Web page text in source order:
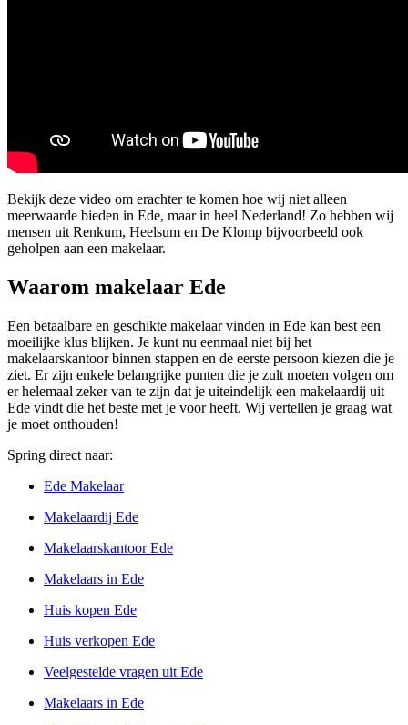
Bekijk deze video om erachter te komen hoe wij niet alleen
meerwaarde bieden in Ede, maar in heel Nederland! Zo hebben wij
mensen uit Renkum, Heelsum en De Klomp bijvoorbeeld ook
geholpen aan een makelaar.
Waarom makelaar Ede
Een betaalbare en geschikte makelaar vinden in Ede kan best een
moeilijke klus blijken. Je kunt nu eenmaal niet bij het
makelaarskantoor binnen stappen en de eerste persoon kiezen die je
ziet. Er zijn enkele belangrijke punten die je zult moeten volgen om
er helemaal zeker van te zijn dat je uiteindelijk een makelaardij uit
Ede vindt die het beste met je voor heeft. Wij vertellen je graag wat
je moet onthouden!
Spring direct naar:
Ede Makelaar
Makelaardij Ede
Makelaarskantoor Ede
Makelaars in Ede
Huis kopen Ede
Huis verkopen Ede
Veelgestelde vragen uit Ede
Makelaars in Ede